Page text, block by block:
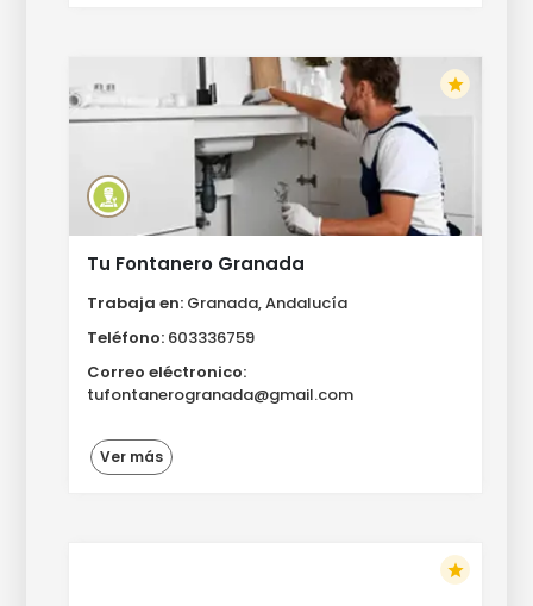
Tu Fontanero Granada
Trabaja en: Granada, Andalucía
Teléfono: 603336759
Correo eléctronico:
tufontanerogranada@gmail.com
Ver más
star
star